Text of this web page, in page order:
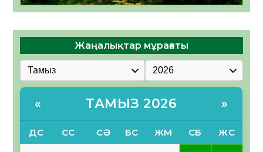
Жаңалықтар мұрағаты
« ТАМЫЗ 2026 »
ДС СС СӘ БС ЖМ СБ ЖС